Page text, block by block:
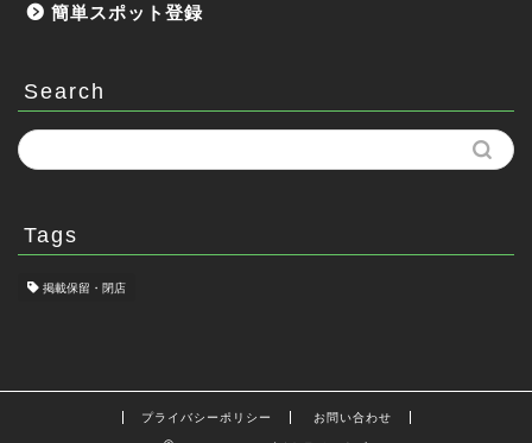
簡単スポット登録
Search
Tags
掲載保留・閉店
プライバシーポリシー お問い合わせ